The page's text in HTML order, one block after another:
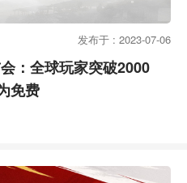
发布于 : 2023-07-06
：全球玩家突破2000
免费